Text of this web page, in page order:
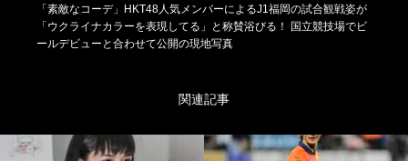
「素敵なコーデ」HKT48人気メンバーによるJ1福岡の試合観戦姿が
「ウクライナカラーを表現してる」と称賛浴びる！ 国立競技場でビ
ールデビューと合わせて公開の現地写真
関連記事